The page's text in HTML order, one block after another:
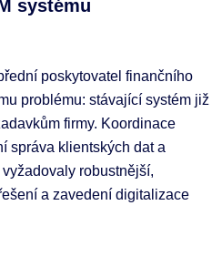
systému
poskytovatel finančního
problému: stávající systém již
firmy. Koordinace
správa klientských dat a
robustnější,
a zavedení digitalizace